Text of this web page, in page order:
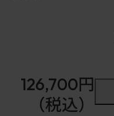
126,700円
（税込）